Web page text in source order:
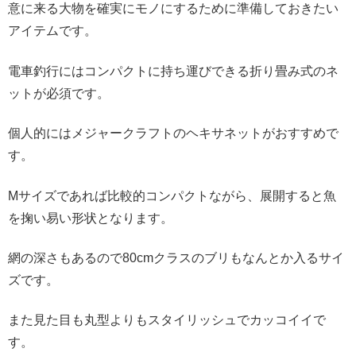
意に来る大物を確実にモノにするために準備しておきたい
アイテムです。
電車釣行にはコンパクトに持ち運びできる折り畳み式のネ
ットが必須です。
個人的にはメジャークラフトのヘキサネットがおすすめで
す。
Mサイズであれば比較的コンパクトながら、展開すると魚
を掬い易い形状となります。
網の深さもあるので80cmクラスのブリもなんとか入るサイ
ズです。
また見た目も丸型よりもスタイリッシュでカッコイイで
す。